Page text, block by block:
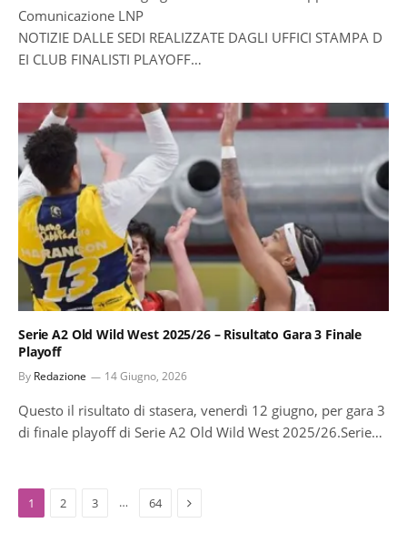
Comunicazione LNP
NOTIZIE DALLE SEDI REALIZZATE DAGLI UFFICI STAMPA D
EI CLUB FINALISTI PLAYOFF…
Serie A2 Old Wild West 2025/26 – Risultato Gara 3 Finale
Playoff
By Redazione 14 Giugno, 2026
Questo il risultato di stasera, venerdì 12 giugno, per gara 3
di finale playoff di Serie A2 Old Wild West 2025/26.Serie…
1 2 3 … 64 Next